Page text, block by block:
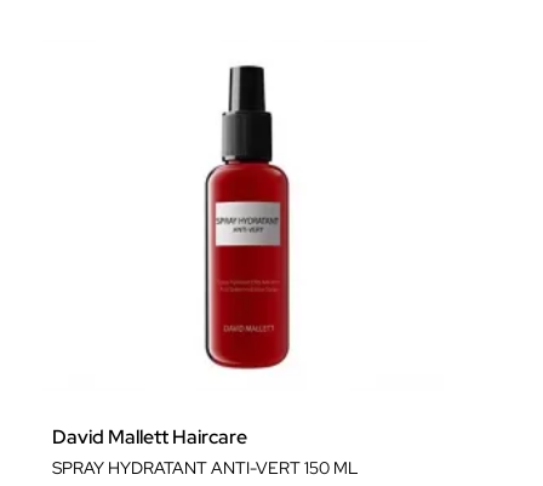
David Mallett Haircare
SPRAY HYDRATANT ANTI-VERT 150 ML